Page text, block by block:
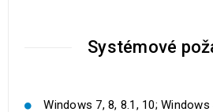
Systémové
Windows 7, 8, 8.1, 10;